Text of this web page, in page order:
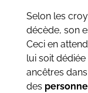
Selon les
décède, son
Ceci en
lui soit dédiée
ancêtres
des